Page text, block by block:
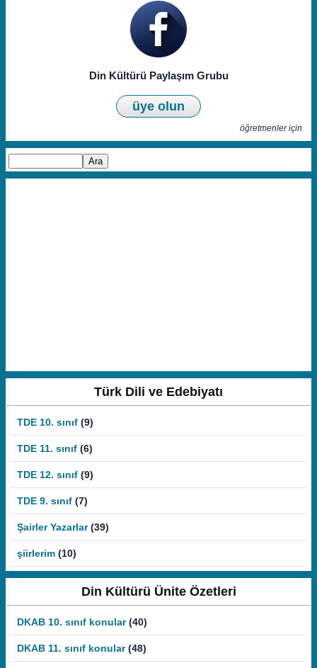
Din Kültürü Paylaşım Grubu
üye olun
öğretmenler için
Türk Dili ve Edebiyatı
TDE 10. sınıf (9)
TDE 11. sınıf (6)
TDE 12. sınıf (9)
TDE 9. sınıf (7)
Şairler Yazarlar (39)
şiirlerim (10)
Din Kültürü Ünite Özetleri
DKAB 10. sınıf konular (40)
DKAB 11. sınıf konular (48)